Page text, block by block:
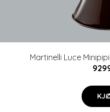
Martinelli Luce